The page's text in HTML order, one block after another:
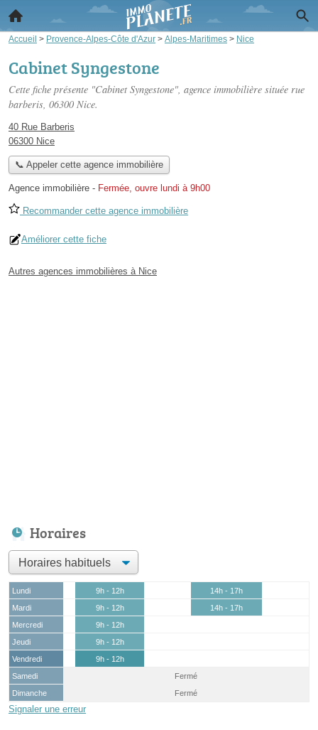
Accueil > Provence-Alpes-Côte d'Azur > Alpes-Maritimes > Nice
Cabinet Syngestone
Cette fiche présente "Cabinet Syngestone", agence immobilière située rue
barberis, 06300 Nice.
40 Rue Barberis
06300 Nice
📞 Appeler cette agence immobilière
Agence immobilière - Fermée, ouvre lundi à 9h00
Recommander cette agence immobilière
Améliorer cette fiche
Autres agences immobilières à Nice
Horaires
Lundi 9h - 12h
14h - 17h
Mardi
9h - 12h
14h - 17h
Mercredi
9h - 12h
Jeudi
9h - 12h
Vendredi
9h - 12h
Samedi
Fermé
Dimanche
Fermé
Signaler une erreur